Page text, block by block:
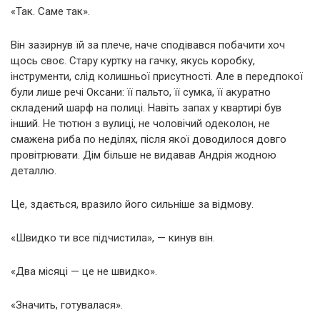
«Так. Саме так».
Він зазирнув їй за плече, наче сподівався побачити хоч
щось своє. Стару куртку на гачку, якусь коробку,
інструменти, слід колишньої присутності. Але в передпокої
були лише речі Оксани: її пальто, її сумка, її акуратно
складений шарф на полиці. Навіть запах у квартирі був
інший. Не тютюн з вулиці, не чоловічий одеколон, не
смажена риба по неділях, після якої доводилося довго
провітрювати. Дім більше не видавав Андрія жодною
деталлю.
Це, здається, вразило його сильніше за відмову.
«Швидко ти все підчистила», — кинув він.
«Два місяці — це не швидко».
«Значить, готувалася».